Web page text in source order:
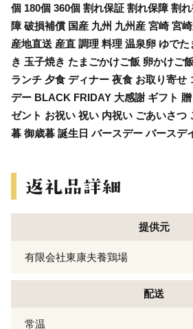
個 180個 360個 割れ保証 割れ保障 割
障 破損補償 国産 九州 九州産 宮崎 宮
産地直送 産直 調理 料理 温泉卵 ゆで
き 玉子焼き たまごかけご飯 卵かけご
ランチ 夕食 ディナー 夜食 お取り寄せ
デー BLACK FRIDAY 大感謝 ギフト
ゼント お祝い 祝い 内祝い ごあいさつ
暮 御歳暮 誕生日 バースデー バースデ
提供元
有限会社東康夫養鶏場
配送
常温